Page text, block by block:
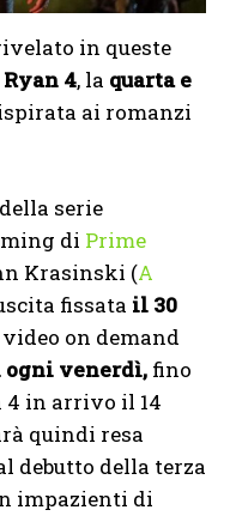
in queste
4, la quarta e
ai romanzi
serie
di Prime
Krasinski (A
fissata il 30
on demand
venerdì, fino
4 in arrivo il 14
quindi resa
debutto della terza
impazienti di